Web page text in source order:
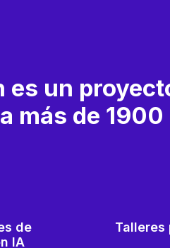
es un
más de
de
IA
Talleres